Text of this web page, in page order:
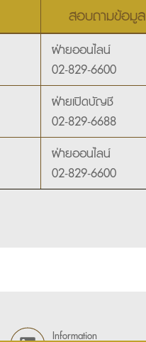
สอบถามข้อมูล
ฝ่ายออนไลน์
02-829-6600
ฝ่ายเปิดบัญชี
02-829-6688
ฝ่ายออนไลน์
02-829-6600
Information